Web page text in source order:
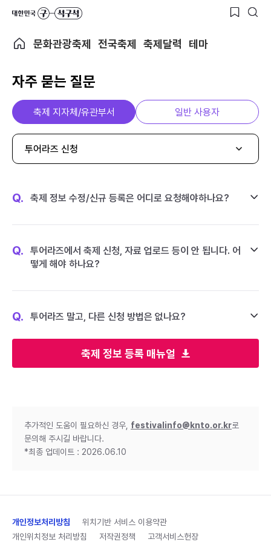
문화관광축제 전국축제 축제달력 테마
자주 묻는 질문
축제 정보 등록 매뉴얼
축제 지자체/유관부서 일반 사용자
투어라즈 신청
Q. 축제 정보 수정/신규 등록은 어디로 요청해야하나요?
Q.
투어라즈에서 축제 신청, 자료 업로드 등이 안 됩니다. 어
떻게 해야 하나요?
Q. 투어라즈 말고, 다른 신청 방법은 없나요?
추가적인 도움이 필요하신 경우, festivalinfo@knto.or.kr로
문의해 주시길 바랍니다.
*최종 업데이트 : 2026.06.10
개인정보처리방침
위치기반 서비스 이용약관
개인위치정보 처리방침
저작권정책 고객서비스헌장